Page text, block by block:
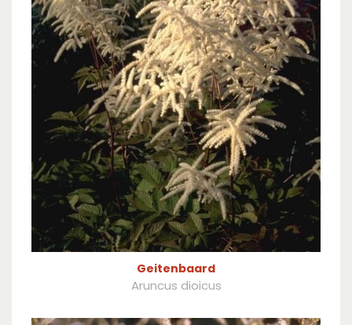
Geitenbaard
Aruncus dioicus